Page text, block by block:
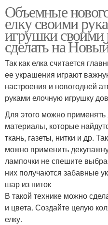
Объемные
елку своими
игрушки своими
сделать на
Так как елка считается
ее украшения играют
настроения и новогодней
руками елочную игрушку
Для этого можно
материалы, которые
ткань, газеты, нитки и др.
можно применить
лампочки не спешите
них получаются забавные
шар из ниток
В такой технике можно
и цвета. Создайте целую
елку.